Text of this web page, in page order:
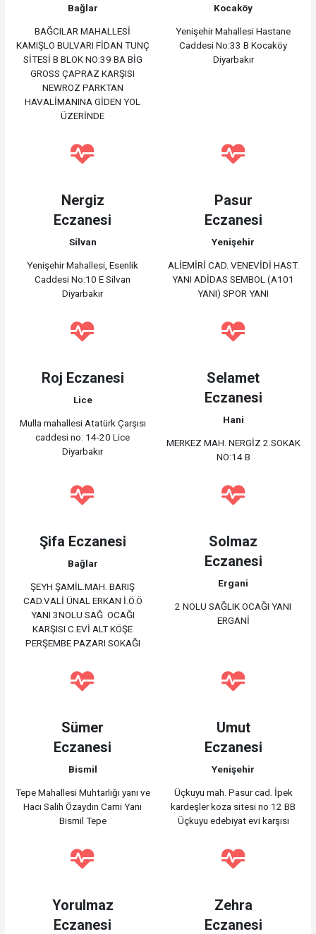
Bağlar
BAĞCILAR MAHALLESİ
KAMIŞLO BULVARI FİDAN TUNÇ
SİTESİ B BLOK NO:39 BA BİG
GROSS ÇAPRAZ KARŞISI
NEWROZ PARKTAN
HAVALİMANINA GİDEN YOL
ÜZERİNDE
Kocaköy
Yenişehir Mahallesi Hastane
Caddesi No:33 B Kocaköy
Diyarbakır
Nergiz
Eczanesi
Silvan
Yenişehir Mahallesi, Esenlik
Caddesi No:10 E Silvan
Diyarbakır
Pasur
Eczanesi
Yenişehir
ALİEMİRİ CAD. VENEVİDİ HAST.
YANI ADİDAS SEMBOL (A101
YANI) SPOR YANI
Roj Eczanesi
Lice
Mulla mahallesi Atatürk Çarşısı
caddesi no: 14-20 Lice
Diyarbakır
Selamet
Eczanesi
Hani
MERKEZ MAH. NERGİZ 2.SOKAK
NO:14 B
Şifa Eczanesi
Bağlar
ŞEYH ŞAMİL.MAH. BARIŞ
CAD.VALİ ÜNAL ERKAN İ.Ö.Ö
YANI 3NOLU SAĞ. OCAĞI
KARŞISI C.EVİ ALT KÖŞE
PERŞEMBE PAZARI SOKAĞI
Solmaz
Eczanesi
Ergani
2 NOLU SAĞLIK OCAĞI YANI
ERGANİ
Sümer
Eczanesi
Bismil
Tepe Mahallesi Muhtarlığı yanı ve
Hacı Salih Özaydın Cami Yanı
Bismil Tepe
Umut
Eczanesi
Yenişehir
Üçkuyu mah. Pasur cad. İpek
kardeşler koza sitesi no 12 BB
Üçkuyu edebiyat evi karşısı
Yorulmaz
Eczanesi
Zehra
Eczanesi